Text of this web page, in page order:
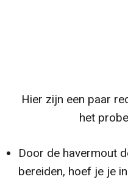
Hier zijn een paar
het
Door de havermout
bereiden, hoef je je